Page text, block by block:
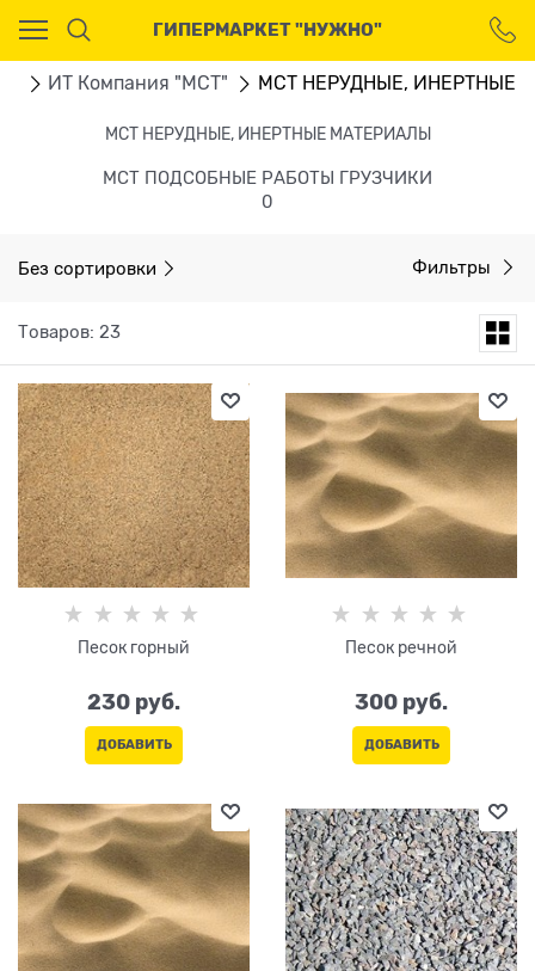
ГИПЕРМАРКЕТ "НУЖНО"
ИТ Компания "МСТ" МСТ НЕРУДНЫЕ, ИНЕРТНЫЕ
МСТ НЕРУДНЫЕ, ИНЕРТНЫЕ МАТЕРИАЛЫ
МСТ ПОДСОБНЫЕ РАБОТЫ ГРУЗЧИКИ
0
Без сортировки Фильтры
Товаров: 23
Песок горный
230 руб.
ДОБАВИТЬ
Песок речной
300 руб.
ДОБАВИТЬ
Ваш город - Москва,
угадали?
ДА НЕТ